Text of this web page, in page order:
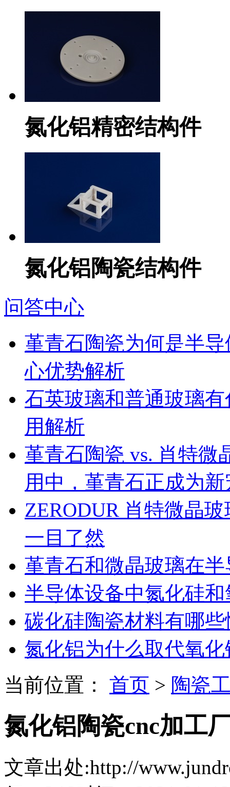
氮化铝精密结构件
氮化铝陶瓷结构件
问答中心
堇青石陶瓷为何是半
心优势解析
石英玻璃和普通玻璃
用解析
堇青石陶瓷 vs. 肖特微
用中，堇青石正成为
ZERODUR 肖特微晶
一目了然
堇青石和微晶玻璃在
半导体设备中氮化硅
碳化硅陶瓷材料有哪
氮化铝为什么取代氧化
当前位置：
首页 > 陶瓷
氮化铝陶瓷cnc加工
文章出处:http://